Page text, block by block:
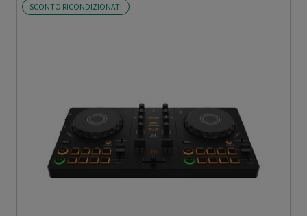
SCONTO RICONDIZIONATI